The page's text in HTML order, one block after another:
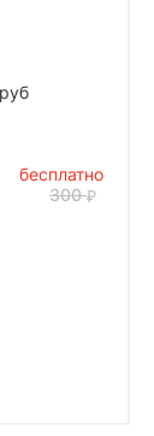
бесплатно
300